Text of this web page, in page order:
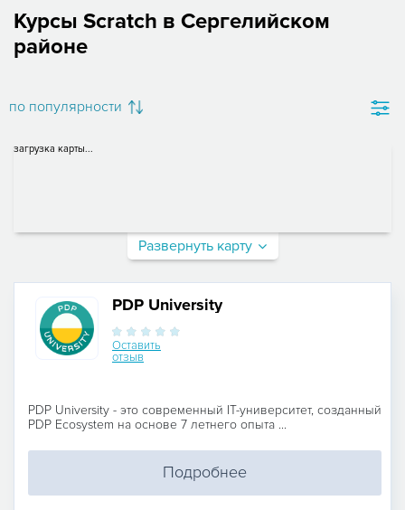
Курсы Scratch в Сергелийском
районе
по популярности
загрузка карты...
Развернуть карту
PDP University
Оставить
отзыв
PDP University - это современный IT-университет, созданный
PDP Ecosystem на основе 7 летнего опыта ...
Подробнее